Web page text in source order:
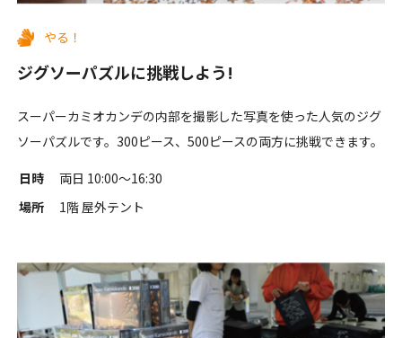
やる！
ジグソーパズルに挑戦しよう!
スーパーカミオカンデの内部を撮影した写真を使った人気のジグ
ソーパズルです。300ピース、500ピースの両方に挑戦できます。
日時
両日 10:00〜16:30
場所
1階 屋外テント